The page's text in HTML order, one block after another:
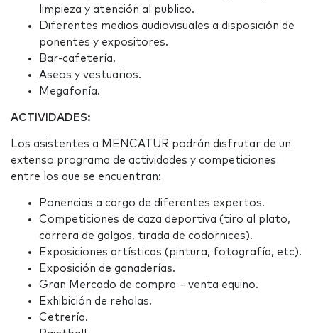
limpieza y atención al publico.
Diferentes medios audiovisuales a disposición de
ponentes y expositores.
Bar-cafetería.
Aseos y vestuarios.
Megafonía.
ACTIVIDADES:
Los asistentes a MENCATUR podrán disfrutar de un
extenso programa de actividades y competiciones
entre los que se encuentran:
Ponencias a cargo de diferentes expertos.
Competiciones de caza deportiva (tiro al plato,
carrera de galgos, tirada de codornices).
Exposiciones artísticas (pintura, fotografía, etc).
Exposición de ganaderías.
Gran Mercado de compra – venta equino.
Exhibición de rehalas.
Cetrería.